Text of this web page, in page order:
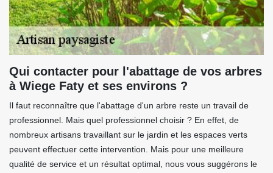
Qui contacter pour l'abattage de vos arbres
à Wiege Faty et ses environs ?
Il faut reconnaître que l'abattage d'un arbre reste un travail de
professionnel. Mais quel professionnel choisir ? En effet, de
nombreux artisans travaillant sur le jardin et les espaces verts
peuvent effectuer cette intervention. Mais pour une meilleure
qualité de service et un résultat optimal, nous vous suggérons le